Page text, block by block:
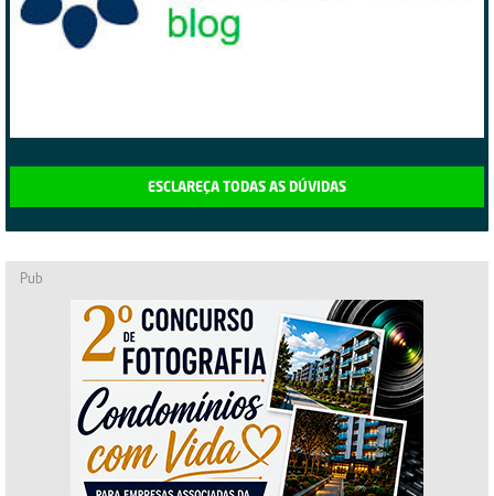
ESCLAREÇA TODAS AS DÚVIDAS